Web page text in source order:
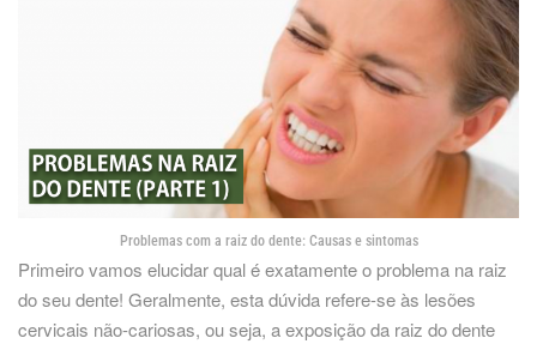
Problemas com a raiz do dente: Causas e sintomas
Primeiro vamos elucidar qual é exatamente o problema na raiz
do seu dente! Geralmente, esta dúvida refere-se às lesões
cervicais não-cariosas, ou seja, a exposição da raiz do dente